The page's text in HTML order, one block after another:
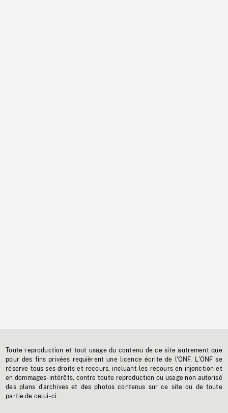
Toute reproduction et tout usage du contenu de ce site autrement que
pour des fins privées requièrent une licence écrite de l'ONF. L'ONF se
réserve tous ses droits et recours, incluant les recours en injonction et
en dommages-intérêts, contre toute reproduction ou usage non autorisé
des plans d'archives et des photos contenus sur ce site ou de toute
partie de celui-ci.